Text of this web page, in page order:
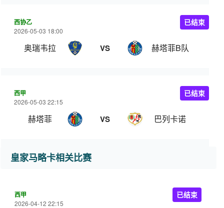
西协乙
2026-05-03 18:00
奥瑞韦拉 VS 赫塔菲B队
已结束
西甲
2026-05-03 22:15
赫塔菲 VS 巴列卡诺
已结束
皇家马略卡相关比赛
西甲
2026-04-12 22:15
已结束